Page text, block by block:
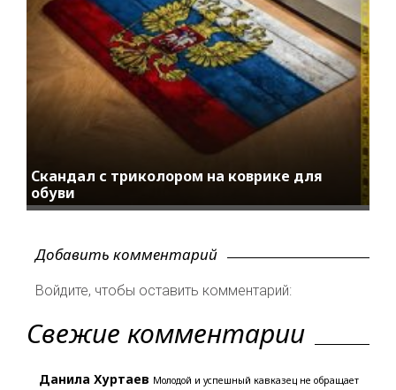
Скандал с триколором на коврике для
обуви
Добавить комментарий
Войдите, чтобы оставить комментарий:
Свежие комментарии
Данила Хуртаев Молодой и успешный кавказец не обращает